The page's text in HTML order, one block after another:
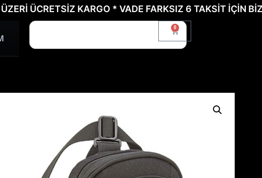
KARGO * VADE FARKSIZ 6 TAKSİT İÇİN BİZE
0